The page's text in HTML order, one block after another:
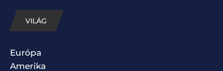
VILÁG
Európa
Amerika